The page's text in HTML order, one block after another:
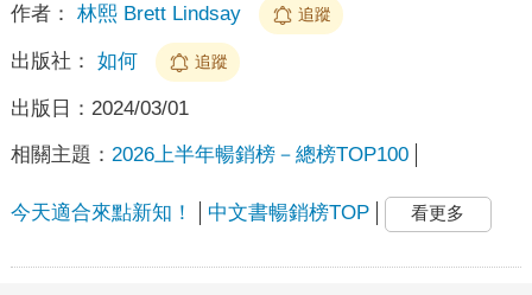
作者： 林熙 Brett Lindsay 追蹤
出版社： 如何 追蹤
出版日： 2024/03/01
相關主題： 2026上半年暢銷榜－總榜TOP100
今天適合來點新知！ 中文書暢銷榜TOP 看更多